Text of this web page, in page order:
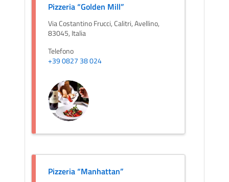
Pizzeria “Golden Mill”
Via Costantino Frucci, Calitri, Avellino,
83045, Italia
Telefono
+39 0827 38 024
Pizzeria “Manhattan”